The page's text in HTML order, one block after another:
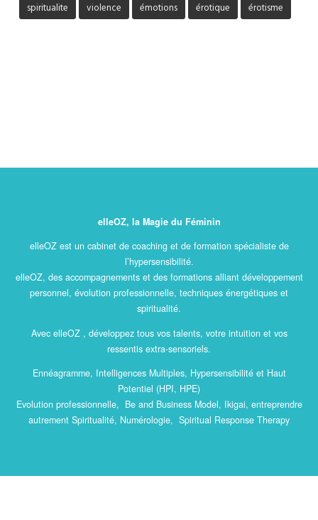
spiritualite
violence émotions érotique érotisme
elleOZ, la Magie du Féminin
elleOZ est un cabinet de coaching et de formation spécialiste de
l’hypersensibilité.
elleOZ, des accompagnements et des formations alliant développement
personnel, évolution professionnelle, techniques énergétiques et
spiritualité.
Avec elleOZ , développez tous vos talents, votre intuition et vos
ressentis extra-sensoriels.
Ennéagramme, Intelligences Multiples, Hypersensibilité et Haut
Potentiel (HPI, HPE)
Evolution professionnelle, Be and Business Model, Ikigai, entreprendre
autrement Spiritualité, Numérologie, Spiritual Response Therapy